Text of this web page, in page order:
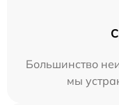
Большинство
мы